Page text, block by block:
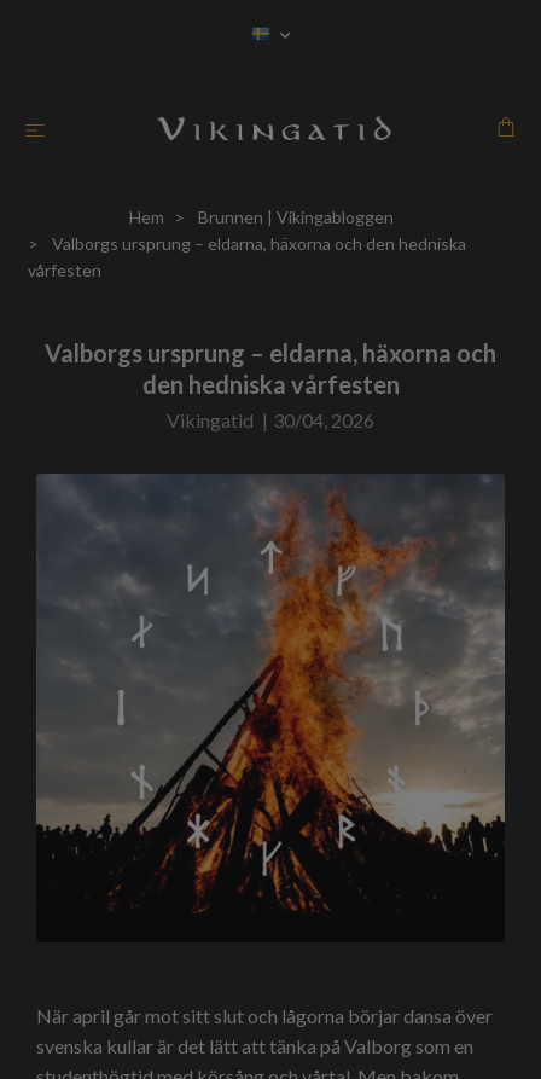
Hem
Brunnen | Vikingabloggen
Valborgs ursprung – eldarna, häxorna och den hedniska
vårfesten
Valborgs ursprung – eldarna, häxorna och
den hedniska vårfesten
Vikingatid | 30/04, 2026
När april går mot sitt slut och lågorna börjar dansa över
svenska kullar är det lätt att tänka på Valborg som en